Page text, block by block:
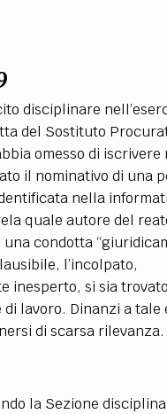
disciplinare
del Sostituto
omesso di
il nominativo di una
nella
quale autore del
condotta
l’incolpato,
inesperto, si sia
lavoro. Dinanzi a tale
di scarsa rilevanza.
la Sezione